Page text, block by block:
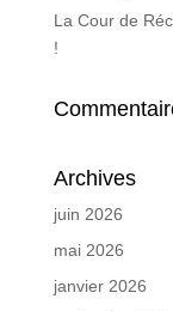
La Cour de
!
Archives
juin 2026
mai 2026
janvier 2026